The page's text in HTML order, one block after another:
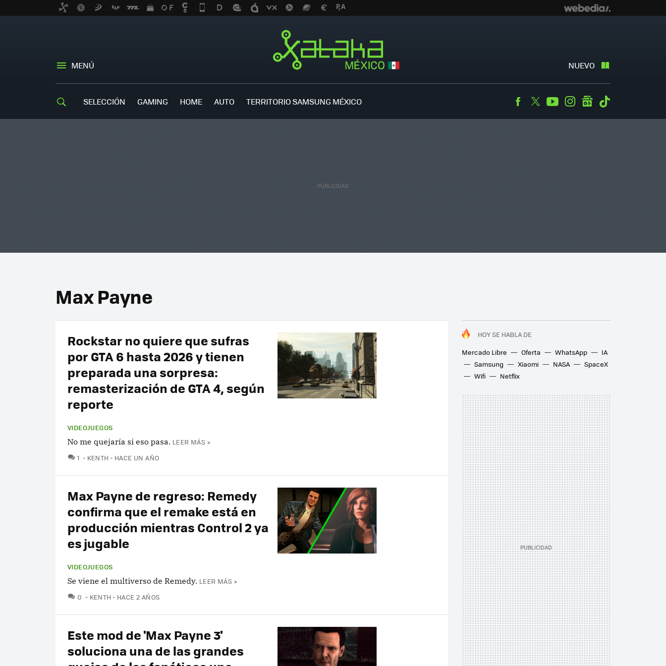
MENÚ NUEVO
SELECCIÓN GAMING HOME AUTO TERRITORIO SAMSUNG MÉXICO Facebook
TwitterYoutubeInstagramgooglenews
Max Payne
HOY SE HABLA DE
Mercado Libre
Oferta WhatsApp
IA
Samsung
Xiaomi NASA
SpaceX
Wifi
Netflix
Rockstar no quiere que sufras
por GTA 6 hasta 2026 y tienen
preparada una sorpresa:
remasterización de GTA 4, según
reporte
VIDEOJUEGOS
No me quejaría si eso pasa. LEER MÁS »
1 COMENTARIOS
KENTH HACE UN AÑO
Max Payne de regreso: Remedy
confirma que el remake está en
producción mientras Control 2 ya
es jugable
VIDEOJUEGOS
Se viene el multiverso de Remedy. LEER MÁS »
0 COMENTARIOS
KENTH HACE 2 AÑOS
Este mod de 'Max Payne 3'
soluciona una de las grandes